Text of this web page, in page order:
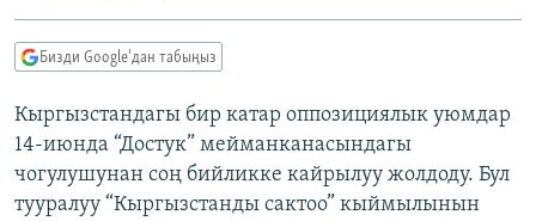
ЭКСПЕРТТЕР ТАЛДАЙТ
БИЗ ЖАНА ДҮЙНӨ
ЭЖЕ-СИҢДИЛЕР
ӨЗГӨЧӨ ПИКИР
Русский
ОНЛАЙН ШЕРИНЕ
Бизди Google'дан табыңыз
Кыргызстандагы бир катар оппозициялык уюмдар
14-июнда “Достук” мейманканасындагы
чогулушунан соң бийликке кайрылуу жолдоду. Бул
тууралуу “Кыргызстанды сактоо” кыймылынын